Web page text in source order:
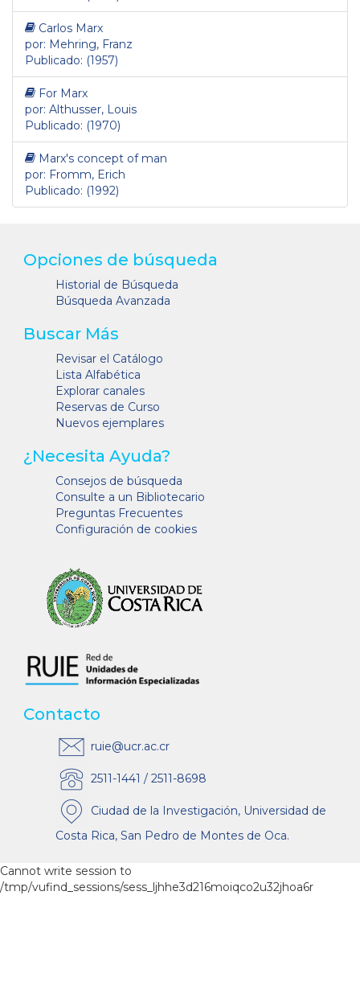
Carlos Marx
por: Mehring, Franz
Publicado: (1957)
For Marx
por: Althusser, Louis
Publicado: (1970)
Marx's concept of man
por: Fromm, Erich
Publicado: (1992)
Opciones de búsqueda
Historial de Búsqueda
Búsqueda Avanzada
Buscar Más
Revisar el Catálogo
Lista Alfabética
Explorar canales
Reservas de Curso
Nuevos ejemplares
¿Necesita Ayuda?
Consejos de búsqueda
Consulte a un Bibliotecario
Preguntas Frecuentes
Configuración de cookies
Contacto
ruie@ucr.ac.cr
2511-1441 / 2511-8698
Ciudad de la Investigación, Universidad de
Costa Rica, San Pedro de Montes de Oca.
Cannot write session to
/tmp/vufind_sessions/sess_ljhhe3d216moiqco2u32jhoa6r